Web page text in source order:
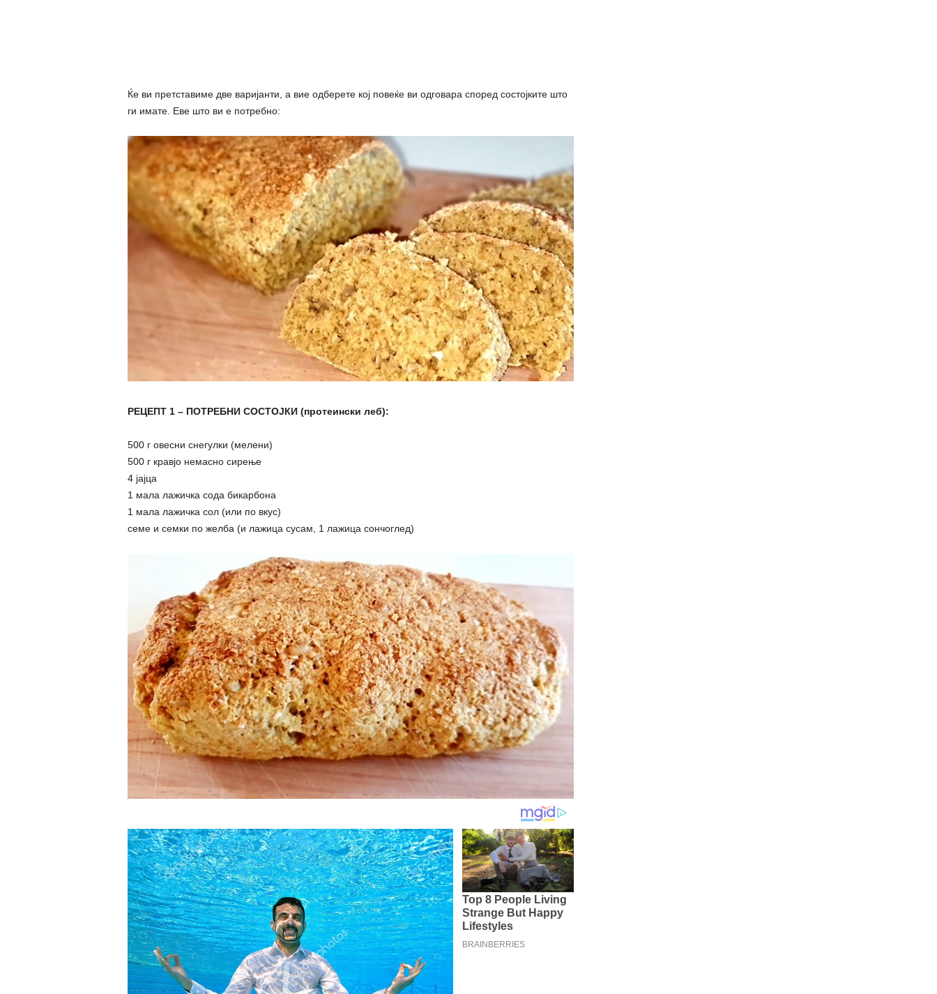
Ќе ви претставиме две варијанти, а вие одберете кој повеќе ви одговара според состојките што
ги имате. Еве што ви е потребно:
РЕЦЕПТ 1 – ПОТРЕБНИ СОСТОЈКИ (протеински леб):
500 г овесни снегулки (мелени)
500 г кравјо немасно сирење
4 јајца
1 мала лажичка сода бикарбона
1 мала лажичка сол (или по вкус)
семе и семки по желба (и лажица сусам, 1 лажица сончоглед)